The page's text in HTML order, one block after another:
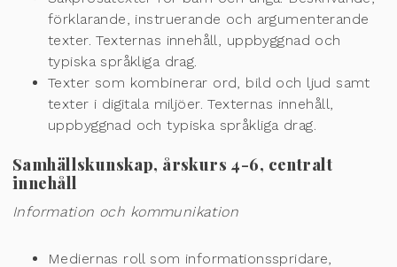
förklarande, instruerande och argumenterande
texter. Texternas innehåll, uppbyggnad och
typiska språkliga drag.
Texter som kombinerar ord, bild och ljud samt
texter i digitala miljöer. Texternas innehåll,
uppbyggnad och typiska språkliga drag.
Samhällskunskap, årskurs 4-6, centralt
innehåll
Information och kommunikation
Mediernas roll som informationsspridare,